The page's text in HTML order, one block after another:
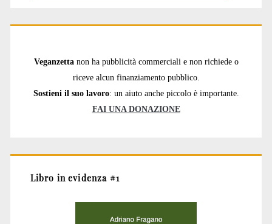
Veganzetta non ha pubblicità commerciali e non richiede o
riceve alcun finanziamento pubblico.
Sostieni il suo lavoro: un aiuto anche piccolo è importante.
FAI UNA DONAZIONE
Libro in evidenza #1